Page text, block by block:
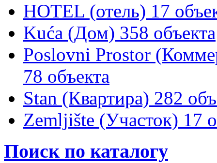
HOTEL (отель) 17
Kuća (Дом) 358 объекта
Poslovni Prostor
78 объекта
Stan (Квартира) 282
Zemljište (Участок) 17
Поиск по каталогу